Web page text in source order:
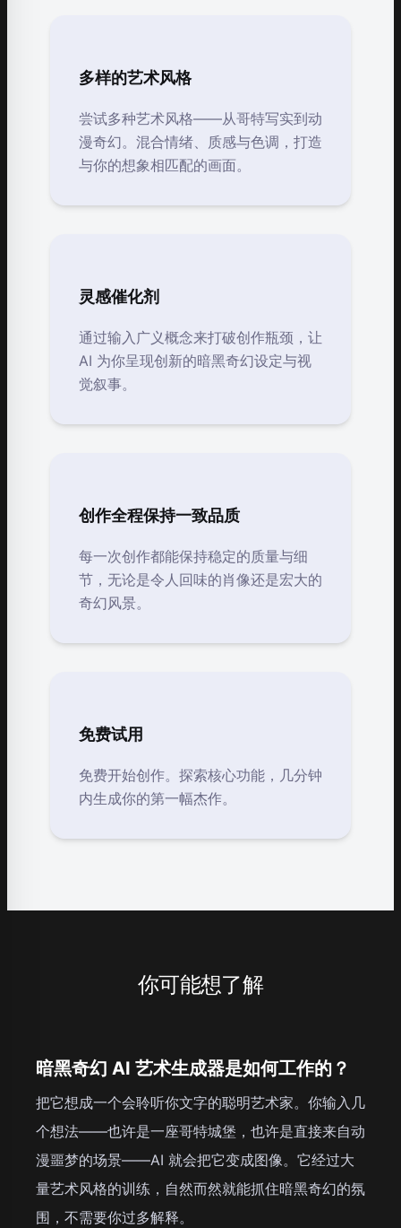
多样的艺术风格
尝试多种艺术风格——从哥特写实到动
漫奇幻。混合情绪、质感与色调，打造
与你的想象相匹配的画面。
灵感催化剂
通过输入广义概念来打破创作瓶颈，让
AI 为你呈现创新的暗黑奇幻设定与视
觉叙事。
创作全程保持一致品质
每一次创作都能保持稳定的质量与细
节，无论是令人回味的肖像还是宏大的
奇幻风景。
免费试用
免费开始创作。探索核心功能，几分钟
内生成你的第一幅杰作。
你可能想了解
暗黑奇幻 AI 艺术生成器是如何工作的？
把它想成一个会聆听你文字的聪明艺术家。你输入几
个想法——也许是一座哥特城堡，也许是直接来自动
漫噩梦的场景——AI 就会把它变成图像。它经过大
量艺术风格的训练，自然而然就能抓住暗黑奇幻的氛
围，不需要你过多解释。